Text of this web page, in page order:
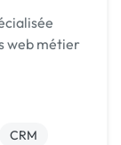
web métier
CRM